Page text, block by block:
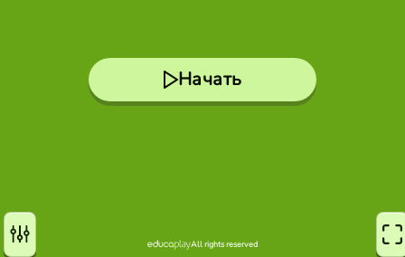
Начать
All rights reserved